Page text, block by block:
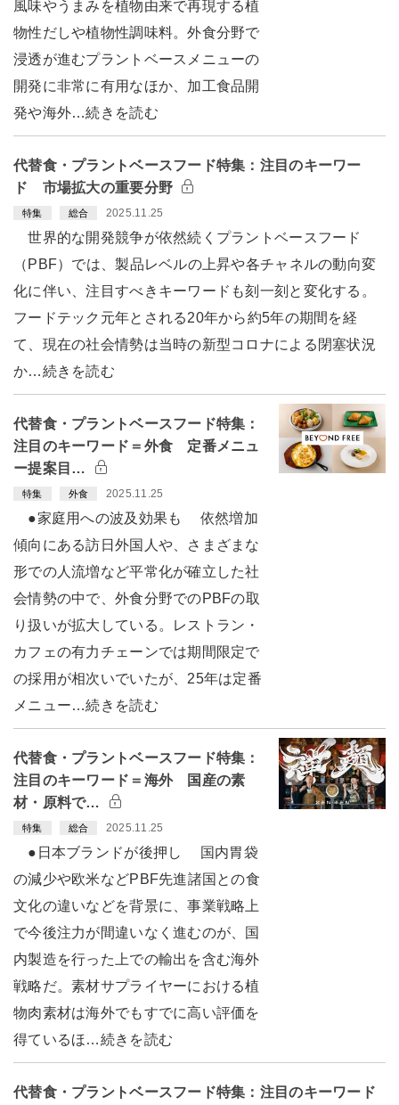
風味やうまみを植物由来で再現する植
物性だしや植物性調味料。外食分野で
浸透が進むプラントベースメニューの
開発に非常に有用なほか、加工食品開
発や海外…続きを読む
代替食・プラントベースフード特集：注目のキーワー
ド 市場拡大の重要分野
特集 総合 2025.11.25
世界的な開発競争が依然続くプラントベースフード
（PBF）では、製品レベルの上昇や各チャネルの動向変
化に伴い、注目すべきキーワードも刻一刻と変化する。
フードテック元年とされる20年から約5年の期間を経
て、現在の社会情勢は当時の新型コロナによる閉塞状況
か…続きを読む
代替食・プラントベースフード特集：
注目のキーワード＝外食 定番メニュ
ー提案目…
特集 外食 2025.11.25
●家庭用への波及効果も 依然増加
傾向にある訪日外国人や、さまざまな
形での人流増など平常化が確立した社
会情勢の中で、外食分野でのPBFの取
り扱いが拡大している。レストラン・
カフェの有力チェーンでは期間限定で
の採用が相次いでいたが、25年は定番
メニュー…続きを読む
代替食・プラントベースフード特集：
注目のキーワード＝海外 国産の素
材・原料で…
特集 総合 2025.11.25
●日本ブランドが後押し 国内胃袋
の減少や欧米などPBF先進諸国との食
文化の違いなどを背景に、事業戦略上
で今後注力が間違いなく進むのが、国
内製造を行った上での輸出を含む海外
戦略だ。素材サプライヤーにおける植
物肉素材は海外でもすでに高い評価を
得ているほ…続きを読む
代替食・プラントベースフード特集：注目のキーワード